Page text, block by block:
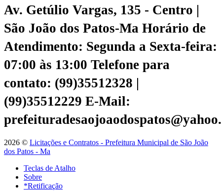
Av. Getúlio Vargas, 135 - Centro |
São João dos Patos-Ma Horário de
Atendimento: Segunda a Sexta-feira:
07:00 às 13:00 Telefone para
contato: (99)35512328 |
(99)35512229 E-Mail:
2026 © Licitações e Contratos - Prefeitura Municipal de São João
dos Patos - Ma
Teclas de Atalho
Sobre
*Retificação